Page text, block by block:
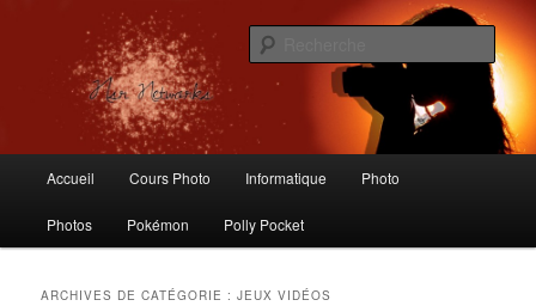
secondaireNsr Networks – Labo Ubuntu
Logiciels libres, Photographie, Informatique, Polly Pocket, Vintage Toys
principal
Accueil Cours Photo Informatique Photo
Photos Pokémon Polly Pocket
ARCHIVES DE CATÉGORIE :JEUX VIDÉOS